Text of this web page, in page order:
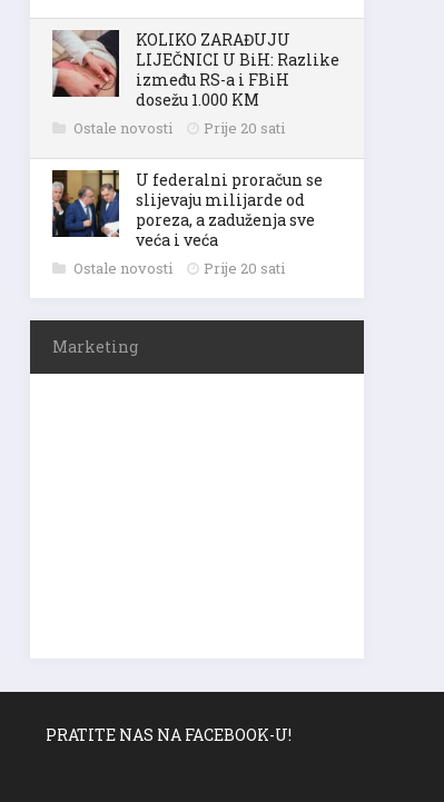
KOLIKO ZARAĐUJU
LIJEČNICI U BiH: Razlike
između RS-a i FBiH
dosežu 1.000 KM
Ostale novosti Prije 20 sati
U federalni proračun se
slijevaju milijarde od
poreza, a zaduženja sve
veća i veća
Ostale novosti Prije 20 sati
Marketing
PRATITE NAS NA FACEBOOK-U!